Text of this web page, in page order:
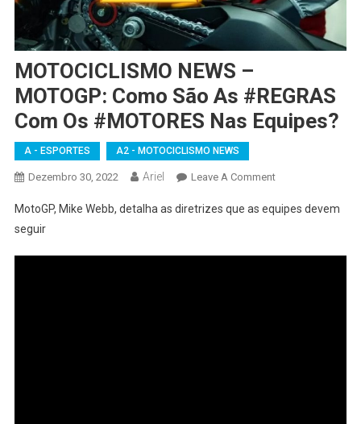
MOTOCICLISMO NEWS –
MOTOGP: Como São As #REGRAS
Com Os #MOTORES Nas Equipes?
A - ESPORTES A2 - MOTOCICLISMO NEWS
Dezembro 30, 2022 Ariel Leave A CommentOn
NEWS
MotoGP, Mike Webb, detalha as diretrizes que as equipes devem
seguir